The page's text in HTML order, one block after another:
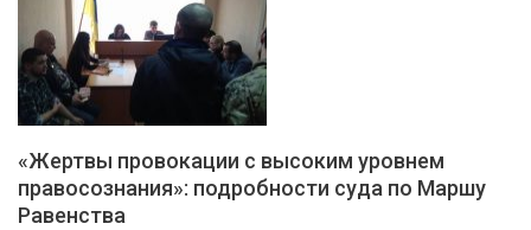
«Жертвы провокации с высоким уровнем
правосознания»: подробности суда по Маршу
Равенства